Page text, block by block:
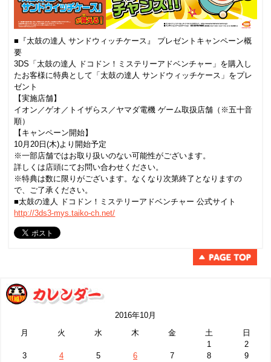
■『太鼓の達人 サンドウィッチケース』 プレゼントキャンペーン概
要
3DS「太鼓の達人 ドコドン！ミステリーアドベンチャー」を購入し
たお客様に特典として「太鼓の達人 サンドウィッチケース」をプレ
ゼント
【実施店舗】
イオン／ゲオ／トイザらス／ヤマダ電機 ゲーム取扱店舗（※五十音
順）
【キャンペーン開始】
10月20日(木)より開始予定
※一部店舗ではお取り扱いのない可能性がございます。
詳しくは店頭にてお問い合わせください。
※特典は数に限りがございます。なくなり次第終了となりますの
で、ご了承ください。
■太鼓の達人 ドコドン！ミステリーアドベンチャー 公式サイト
http://3ds3-mys.taiko-ch.net/
2016年10月
月
火 水 木 金 土
日
1
2
3
4 5 6 7 8
9